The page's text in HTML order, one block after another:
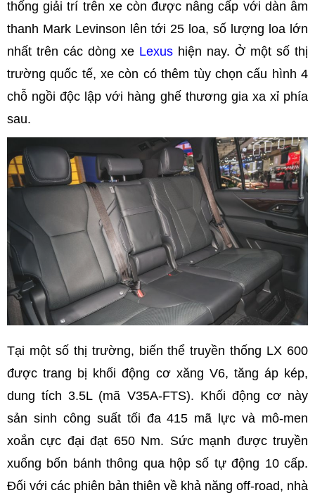
thống giải trí trên xe còn được nâng cấp với dàn âm
thanh Mark Levinson lên tới 25 loa, số lượng loa lớn
nhất trên các dòng xe Lexus hiện nay. Ở một số thị
trường quốc tế, xe còn có thêm tùy chọn cấu hình 4
chỗ ngồi độc lập với hàng ghế thương gia xa xỉ phía
sau.
Tại một số thị trường, biến thể truyền thống LX 600
được trang bị khối động cơ xăng V6, tăng áp kép,
dung tích 3.5L (mã V35A-FTS). Khối động cơ này
sản sinh công suất tối đa 415 mã lực và mô-men
xoắn cực đại đạt 650 Nm. Sức mạnh được truyền
xuống bốn bánh thông qua hộp số tự động 10 cấp.
Đối với các phiên bản thiên về khả năng off-road, nhà